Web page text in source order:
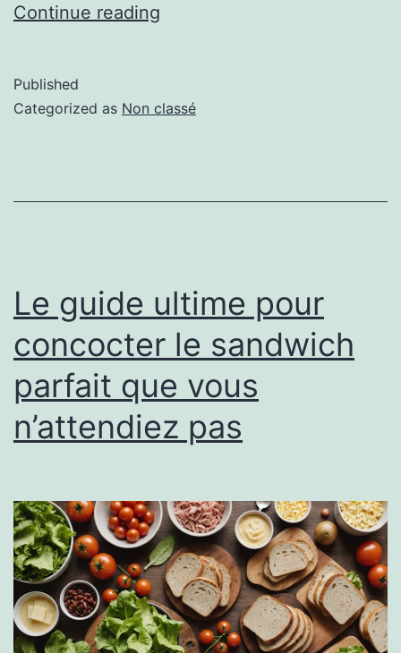
Continue reading
Published
Categorized as Non classé
Le guide ultime pour
concocter le sandwich
parfait que vous
n’attendiez pas